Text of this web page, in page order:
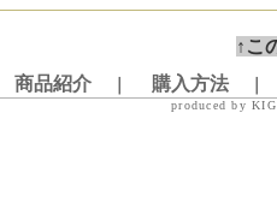
↑こ
商品紹介
購入方法
produced by